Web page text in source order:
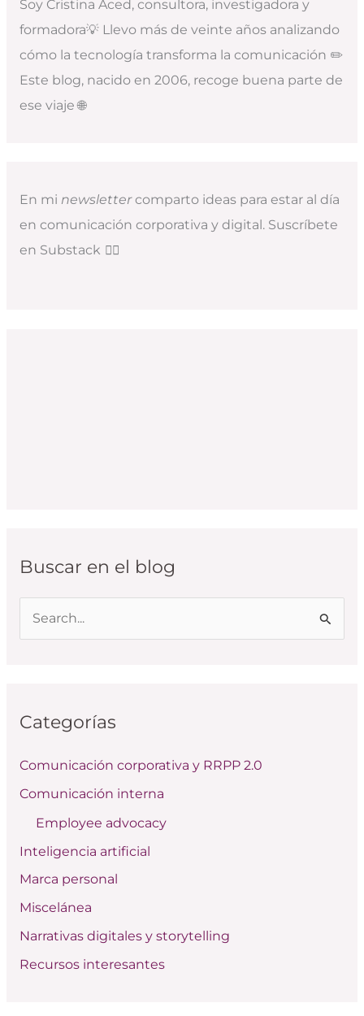
Soy Cristina Aced, consultora, investigadora y
formadora💡 Llevo más de veinte años analizando
cómo la tecnología transforma la comunicación ✏️
Este blog, nacido en 2006, recoge buena parte de
ese viaje 🌐
En mi newslettercomparto ideas para estar al día
en comunicación corporativa y digital. Suscríbete
en Substack 👇🏻
Buscar en el blog
a
p
o
:
Categorías
Comunicación corporativa y RRPP 2.0
Comunicación interna
Employee advocacy
Inteligencia artificial
Marca personal
Miscelánea
Narrativas digitales y storytelling
Recursos interesantes